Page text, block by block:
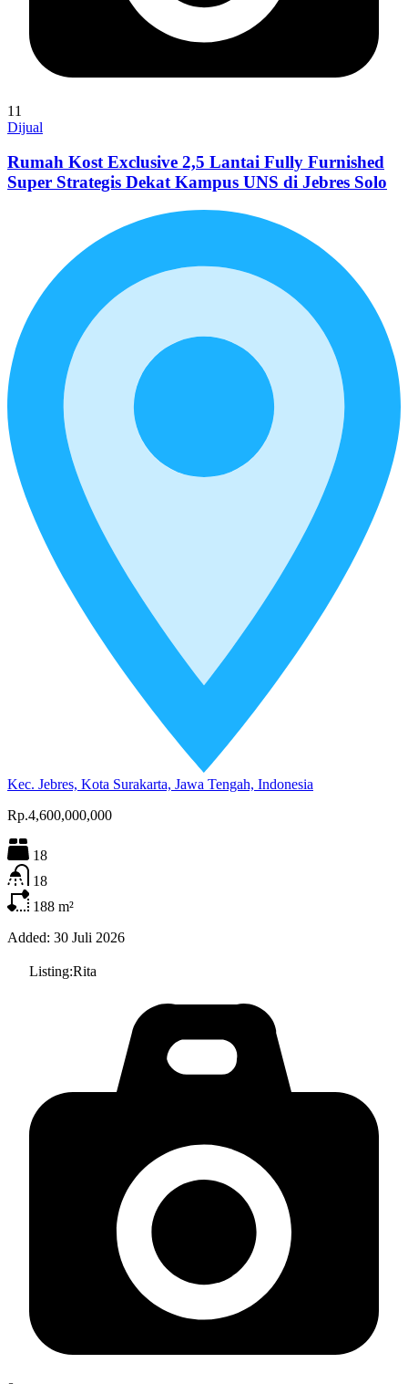
11
Dijual
Rumah Kost Exclusive 2,5 Lantai Fully Furnished
Super Strategis Dekat Kampus UNS di Jebres Solo
Kec. Jebres, Kota Surakarta, Jawa Tengah, Indonesia
Rp.4,600,000,000
18
18
188 m²
Added: 30 Juli 2026
Listing:Rita